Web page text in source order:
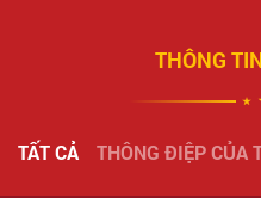
THÔNG
TẤT CẢ THÔNG ĐIỆP CỦA